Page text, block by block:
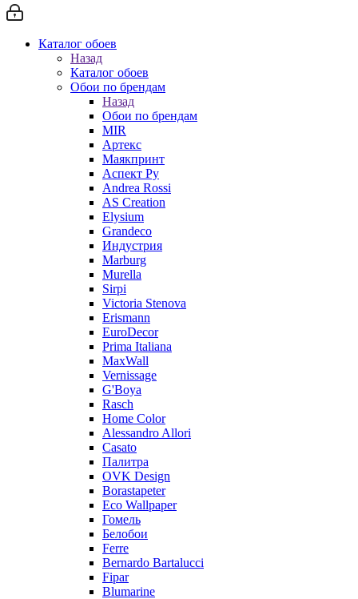
Каталог обоев
Назад
Каталог обоев
Обои по брендам
Назад
Обои по брендам
MIR
Артекс
Маякпринт
Аспект Ру
Andrea Rossi
AS Creation
Elysium
Grandeco
Индустрия
Marburg
Murella
Sirpi
Victoria Stenova
Erismann
EuroDecor
Prima Italiana
MaxWall
Vernissage
G'Boya
Rasch
Home Color
Alessandro Allori
Casato
Палитра
OVK Design
Borastapeter
Eco Wallpaper
Гомель
Белобои
Ferre
Bernardo Bartalucci
Fipar
Blumarine